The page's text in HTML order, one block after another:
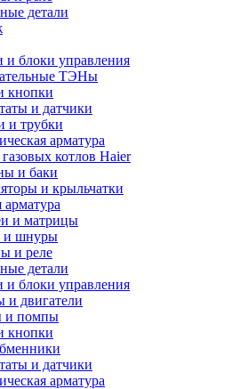
детали
и блоки управления
ТЭНы
кнопки
и датчики
и трубки
арматура
котлов Haier
и баки
и крыльчатки
арматура
и матрицы
и шнуры
и реле
детали
и блоки управления
и двигатели
и помпы
кнопки
и датчики
арматура